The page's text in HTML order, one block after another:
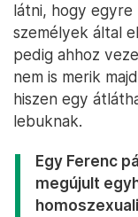
látni, hogy egyre
személyek által
pedig ahhoz
nem is merik
hiszen egy
lebuknak.
Egy Ferenc
megújult